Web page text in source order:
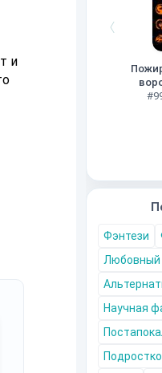
Фэнтези
Любовный
Научная
и